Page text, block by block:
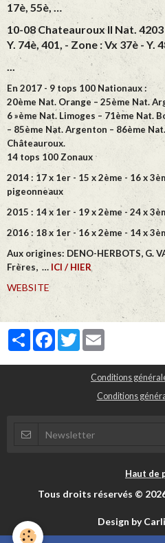
17è, 55è, …
10-08 Chateauroux II Nat.
Y. 74è, 401, - Zone : Vx 37è - Y.
...
En 2017 - 9 tops 100 Nationaux :
20ème Nat. Orange – 25ème Nat.
6 »ème Nat. Limoges – 71ème Nat.
– 85ème Nat. Argenton – 86ème
Châteauroux.
14 tops 100 Zonaux
2014 : 17 x 1er - 15 x 2ème - 16 x
pigeonneaux
2015 : 14 x 1er - 19 x 2ème - 24 x
2016 : 18 x 1er - 16 x 2ème - 14 x
Aux origines: DENO-HERBOTS, G.
Frères, … ICI / HIER
WEBSITE
PartagerFacebook
Twitter
Conditions
Conditions
Haut de
Tous droits réservés ©
Design by